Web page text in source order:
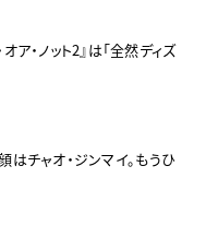
ア・ノット2』は「全然ディズ
チャオ・ジンマイ。もうひ